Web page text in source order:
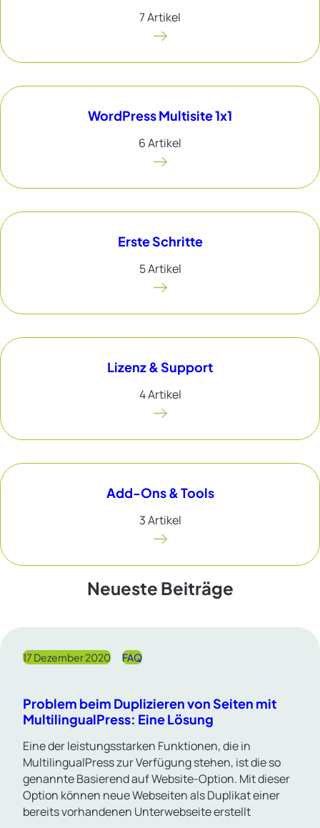
7 Artikel
WordPress Multisite 1x1
6 Artikel
Erste Schritte
5 Artikel
Lizenz & Support
4 Artikel
Add-Ons & Tools
3 Artikel
Neueste Beiträge
17 Dezember 2020 FAQ
Problem beim Duplizieren von Seiten mit
MultilingualPress: Eine Lösung
Eine der leistungsstarken Funktionen, die in
MultilingualPress zur Verfügung stehen, ist die so
genannte Basierend auf Website-Option. Mit dieser
Option können neue Webseiten als Duplikat einer
bereits vorhandenen Unterwebseite erstellt